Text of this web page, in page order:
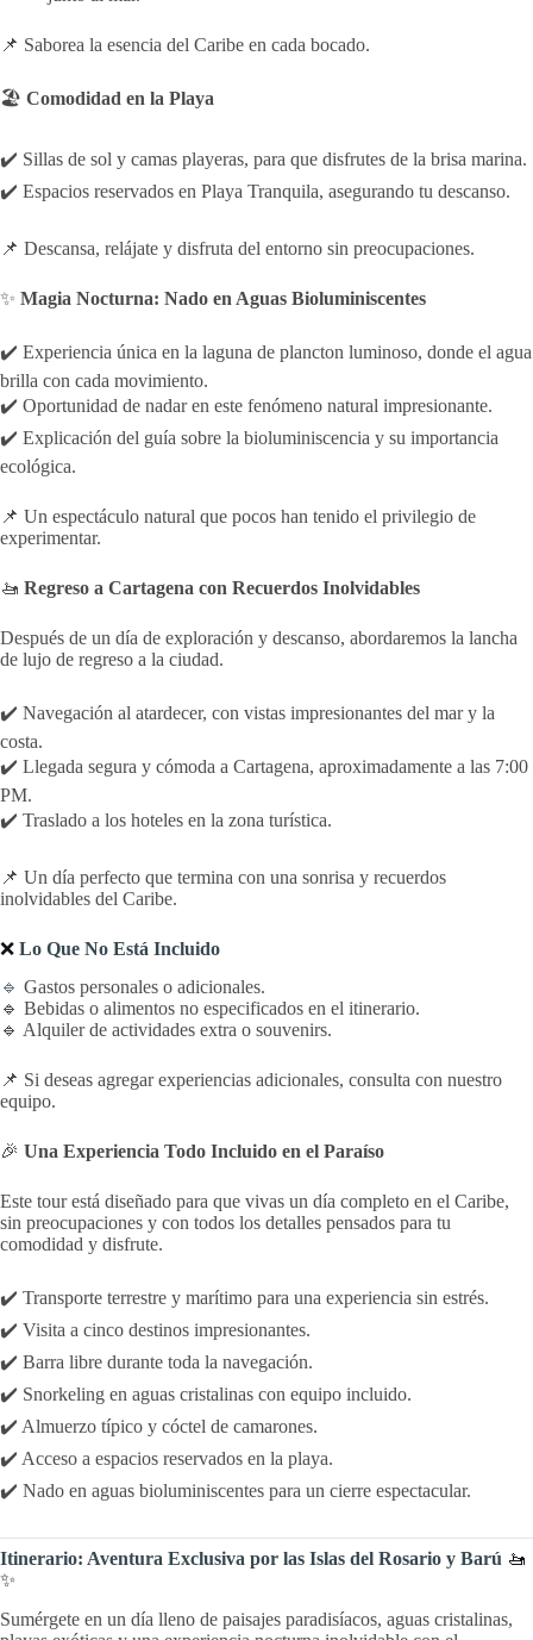
📌 Saborea la esencia del Caribe en cada bocado.
🏖️ Comodidad en la Playa
✔️ Sillas de sol y camas playeras, para que disfrutes de la brisa marina.
✔️ Espacios reservados en Playa Tranquila, asegurando tu descanso.
📌 Descansa, relájate y disfruta del entorno sin preocupaciones.
✨ Magia Nocturna: Nado en Aguas Bioluminiscentes
✔️ Experiencia única en la laguna de plancton luminoso, donde el agua
brilla con cada movimiento.
✔️ Oportunidad de nadar en este fenómeno natural impresionante.
✔️ Explicación del guía sobre la bioluminiscencia y su importancia
ecológica.
📌 Un espectáculo natural que pocos han tenido el privilegio de
experimentar.
🚤 Regreso a Cartagena con Recuerdos Inolvidables
Después de un día de exploración y descanso, abordaremos la lancha
de lujo de regreso a la ciudad.
✔️ Navegación al atardecer, con vistas impresionantes del mar y la
costa.
✔️ Llegada segura y cómoda a Cartagena, aproximadamente a las 7:00
PM.
✔️ Traslado a los hoteles en la zona turística.
📌 Un día perfecto que termina con una sonrisa y recuerdos
inolvidables del Caribe.
❌ Lo Que No Está Incluido
🔹 Gastos personales o adicionales.
🔹 Bebidas o alimentos no especificados en el itinerario.
🔹 Alquiler de actividades extra o souvenirs.
📌 Si deseas agregar experiencias adicionales, consulta con nuestro
equipo.
🎉 Una Experiencia Todo Incluido en el Paraíso
Este tour está diseñado para que vivas un día completo en el Caribe,
sin preocupaciones y con todos los detalles pensados para tu
comodidad y disfrute.
✔️ Transporte terrestre y marítimo para una experiencia sin estrés.
✔️ Visita a cinco destinos impresionantes.
✔️ Barra libre durante toda la navegación.
✔️ Snorkeling en aguas cristalinas con equipo incluido.
✔️ Almuerzo típico y cóctel de camarones.
✔️ Acceso a espacios reservados en la playa.
✔️ Nado en aguas bioluminiscentes para un cierre espectacular.
Itinerario: Aventura Exclusiva por las Islas del Rosario y Barú 🚤
✨
Sumérgete en un día lleno de paisajes paradisíacos, aguas cristalinas,